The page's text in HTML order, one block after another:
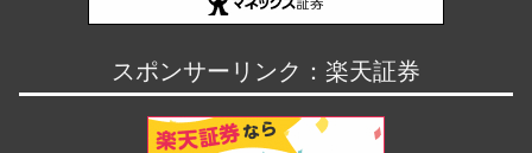
スポンサーリンク：楽天証券